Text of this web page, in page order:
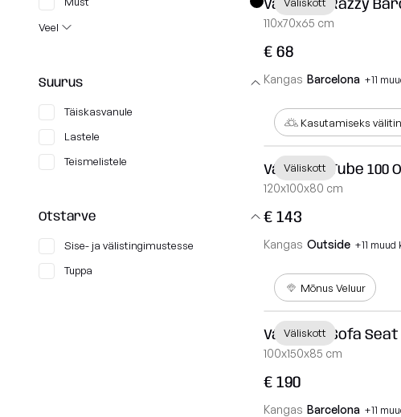
Veel
Suurus
Täiskasvanule
Lastele
Teismelistele
Otstarve
Sise- ja välistingimustesse
Tuppa
Väliskott Razzy
110x70x65 cm
€ 68
Kangas Barcelona +11
Väliskott
Kasutamiseks
Väliskott Tube 100
120x100x80 cm
€ 143
Kangas Outside +11 muud
Väliskott
Mõnus Veluur
Väliskott Sofa
100x150x85 cm
€ 190
Kangas Barcelona +11